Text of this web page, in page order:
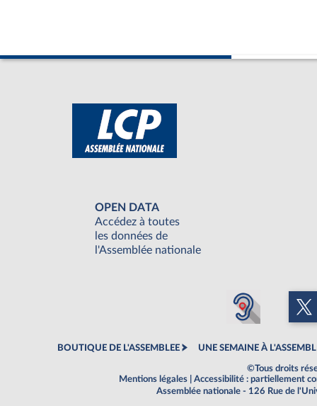
OPEN DATA
Accédez à toutes
les données de
l'Assemblée nationale
BOUTIQUE DE L'ASSEMBLEE UNE SEMAINE À
©Tous droits
Mentions légales
Accessibilité : partiellement
Assemblée nationale - 126 Rue de